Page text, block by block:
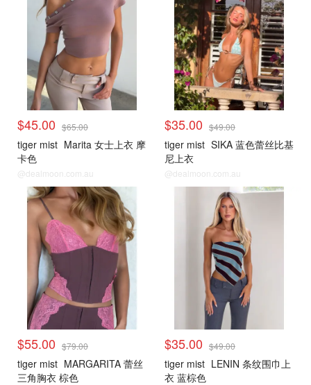
$45.00 $65.00
tiger mist Marita 女士上衣 摩
卡色
@dealmoon.com.au
$35.00 $49.00
tiger mist SIKA 蓝色蕾丝比基
尼上衣
@dealmoon.com.au
$55.00 $79.00
tiger mist MARGARITA 蕾丝
三角胸衣 棕色
$35.00 $49.00
tiger mist LENIN 条纹围巾上
衣 蓝棕色